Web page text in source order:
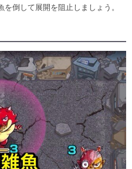
倒して展開を阻止しましょう。